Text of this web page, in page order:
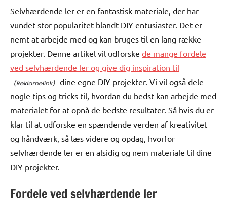
Selvhærdende ler er en fantastisk materiale, der har
vundet stor popularitet blandt DIY-entusiaster. Det er
nemt at arbejde med og kan bruges til en lang række
projekter. Denne artikel vil udforske de mange fordele
ved selvhærdende ler og give dig inspiration til
dine egne DIY-projekter. Vi vil også dele
nogle tips og tricks til, hvordan du bedst kan arbejde med
materialet for at opnå de bedste resultater. Så hvis du er
klar til at udforske en spændende verden af kreativitet
og håndværk, så læs videre og opdag, hvorfor
selvhærdende ler er en alsidig og nem materiale til dine
DIY-projekter.
Fordele ved selvhærdende ler